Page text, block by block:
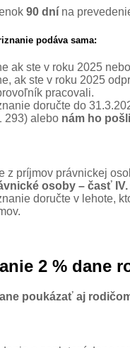
90 dní na
podáva sama:
ak ste v roku 2025
ak ste v roku 2025
pracovali.
doručte do
293) alebo nám ho
z príjmov právnickej
osoby – časť
doručte v lehote,
2 % dane
poukázať aj